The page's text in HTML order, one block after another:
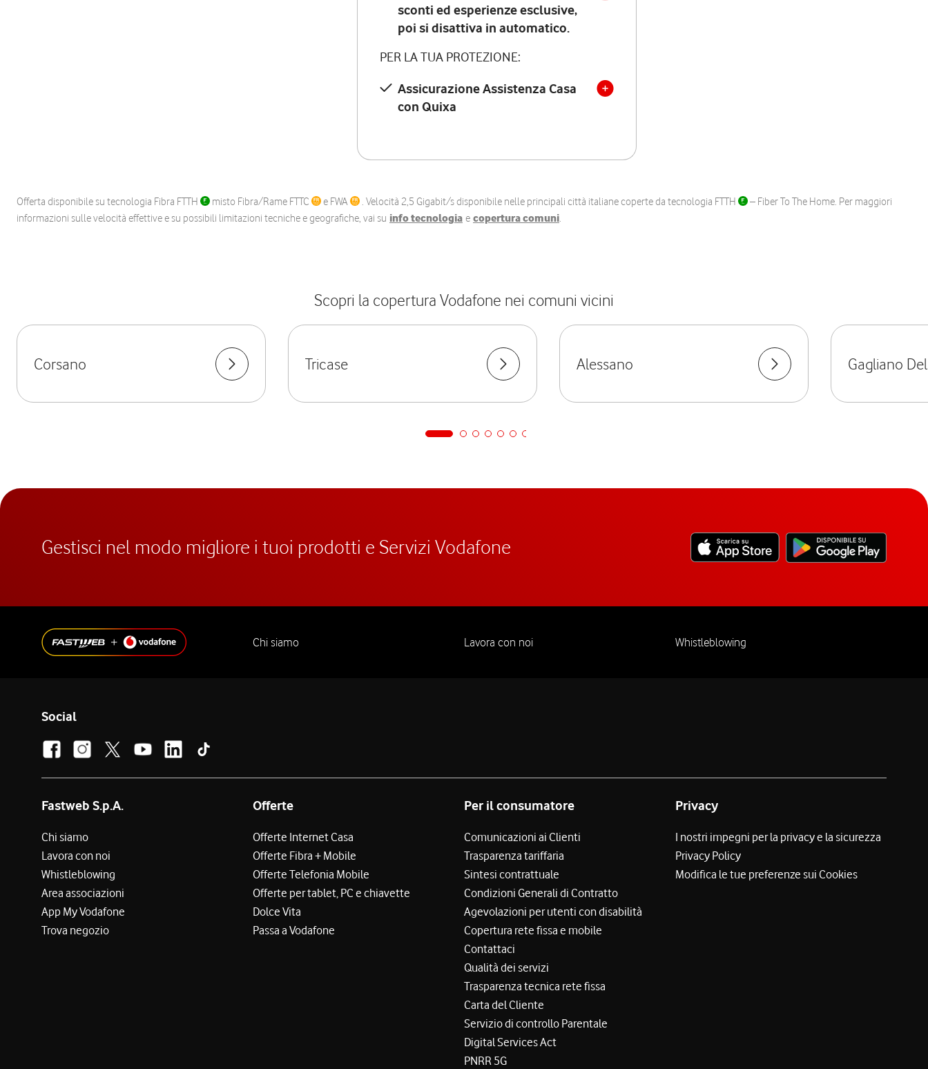
sconti ed esperienze esclusive,
poi si disattiva in automatico.
PER LA TUA PROTEZIONE:
Assicurazione Assistenza Casa
con Quixa
Offerta disponibile su tecnologia Fibra FTTH misto Fibra/Rame FTTC e FWA . Velocità 2,5 Gigabit/s disponibile nelle principali città italiane coperte da tecnologia FTTH
– Fiber To The Home. Per maggiori
informazioni sulle velocità effettive e su possibili limitazioni tecniche e geografiche, vai su info tecnologia e copertura comuni.
Scopri la copertura Vodafone nei comuni vicini
Corsano Tricase Alessano Gagliano
Gestisci nel modo migliore i tuoi prodotti e Servizi Vodafone
Chi siamo Lavora con noi Whistleblowing
Social
Fastweb S.p.A.
Chi siamo
Lavora con noi
Whistleblowing
Area associazioni
App My Vodafone
Trova negozio
Offerte
Offerte Internet Casa
Offerte Fibra + Mobile
Offerte Telefonia Mobile
Offerte per tablet, PC e chiavette
Dolce Vita
Passa a Vodafone
Per il consumatore
Comunicazioni ai Clienti
Trasparenza tariffaria
Sintesi contrattuale
Condizioni Generali di Contratto
Agevolazioni per utenti con disabilità
Copertura rete fissa e mobile
Contattaci
Qualità dei servizi
Trasparenza tecnica rete fissa
Carta del Cliente
Servizio di controllo Parentale
Digital Services Act
PNRR 5G
Privacy
I nostri impegni per la privacy e la sicurezza
Privacy Policy
Modifica le tue preferenze sui Cookies